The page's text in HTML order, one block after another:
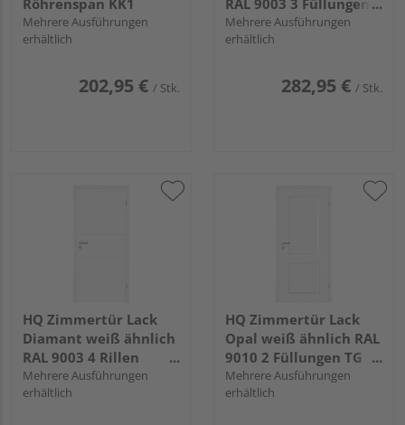
Mehrere Ausführungen
erhältlich
202,95 € / Stk.
FG Röhrenspan KK1
Mehrere Ausführungen
erhältlich
282,95 € / Stk.
HQ Zimmertür Lack
Diamant weiß ähnlich
RAL 9003 4 Rillen
Röhrenspan KK1
Mehrere Ausführungen
erhältlich
HQ Zimmertür Lack
Opal weiß ähnlich RAL
9010 2 Füllungen TG
Röhrenspan KK1
Mehrere Ausführungen
erhältlich